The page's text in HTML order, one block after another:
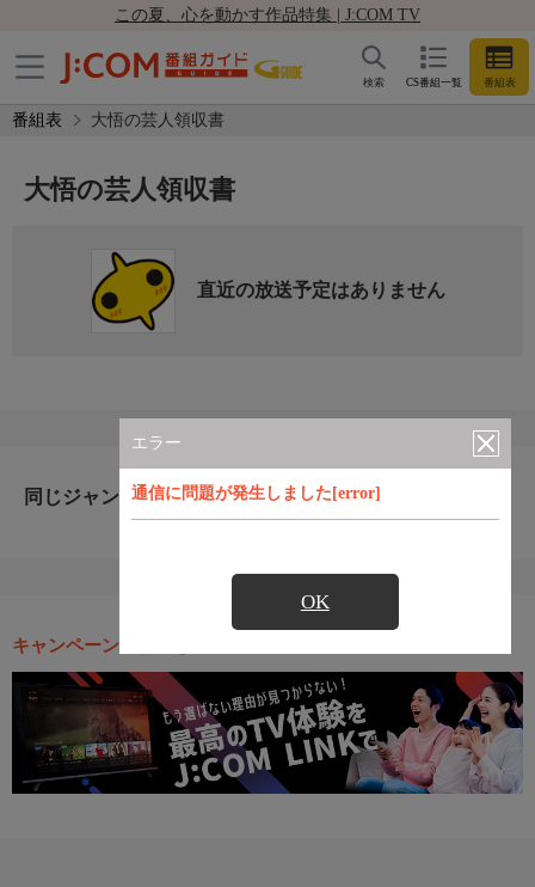
この夏、心を動かす作品特集 | J:COM TV
CS番組一覧 番組表
検索
番組表 大悟の芸人領収書
エラー
通信に問題が発生しました[error]
OK
大悟の芸人領収書
直近の放送予定はありません
同じジャンルのおすすめ番組
キャンペーン・お得な情報